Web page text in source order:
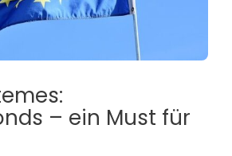
– ein Must für